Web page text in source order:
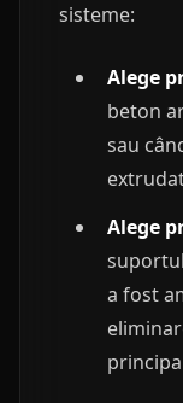
sisteme:
Alege
beton
sau
Alege
a fost